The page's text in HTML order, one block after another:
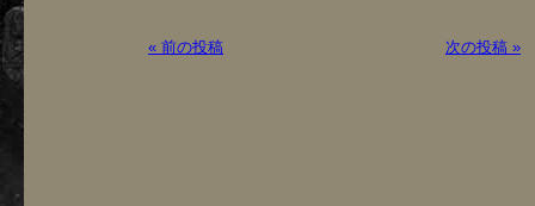
« 前の投稿 次の投稿 »